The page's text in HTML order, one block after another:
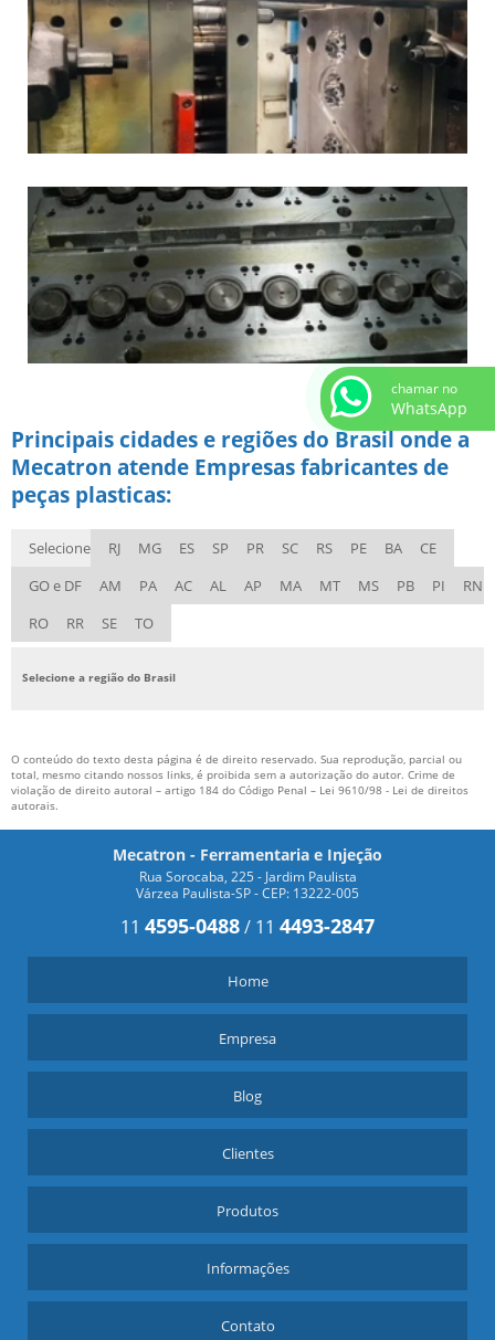
Principais cidades e regiões do Brasil onde a
Mecatron atende Empresas fabricantes de
peças plasticas:
Selecione RJ MG ES SP PR SC RS PE BA
CE
GO e DF
AM PA AC AL AP MA MT MS PB PI
RN
RO
RR SE TO
Selecione a região do Brasil
O conteúdo do texto desta página é de direito reservado. Sua reprodução, parcial ou
total, mesmo citando nossos links, é proibida sem a autorização do autor. Crime de
violação de direito autoral – artigo 184 do Código Penal – Lei 9610/98 - Lei de direitos
autorais.
Mecatron - Ferramentaria e Injeção
Rua Sorocaba, 225 - Jardim Paulista
Várzea Paulista-SP - CEP: 13222-005
11 4595-0488/ 11 4493-2847
Home
Empresa
Blog
Clientes
Produtos
Informações
Contato
chamar no
WhatsApp